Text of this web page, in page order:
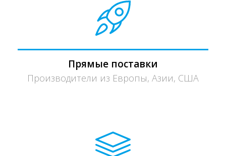
Прямые поставки
Производители из Европы, Азии, США